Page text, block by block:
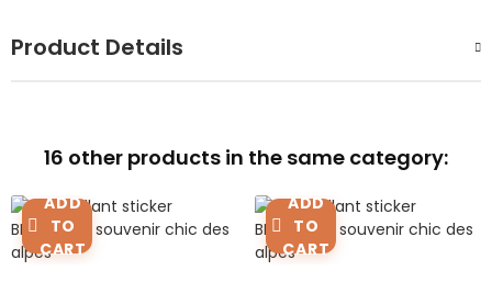
Product Details
16 other products in the same category:
ADD
TO
CART
ADD
TO
CART